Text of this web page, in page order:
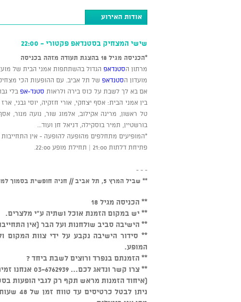
אודות האירוע
שישי המצחיק בסטנדאפ פקטורי - 22:00
*הכניסה מגיל 18 בהצגת תעודה מזהה בכניסה
מרתון הסטנדאפ הגדול בהשתתפות אמני הבית של
מועדון הסטנדאפ של תל אביב. עם ההופעות הכי
אם בא לך לשבת על כוס בירה ולראות סטנד-אפ בלי
בין אמני הבית: אסף יצחקי, אורי חזקיה, יוסי גבני,
טל ראשון, מרינה אקילוב, אלמוג שור, נועה מנור,
בורשטיין, תמיר בוסקילה, דניאל חן ועוד...
*המופיעים מתחלפים מהופעה להופעה - אין התחייבות
פתיחת דלתות 21:00 | תחילת מופע 22:00.
- - -
** שביל המרץ 5, תל אביב // חניה חופשית בסמוך למקום
** הכניסה מגיל 18
** יש במקום הזמנת אוכל ושתיה ע"י מלצרים.
** הישיבה סביב שולחנות ועל הבר (אין
המופע.
** הזמנתם בנפרד ורוצים לשבת ביחד ?
** צרו קשר ונדאג לכם... 03-6762939 אנחנו זמינים כל יום מהשעה 15:00
(איחוד הזמנות מראש תקף רק לגבי הופעות